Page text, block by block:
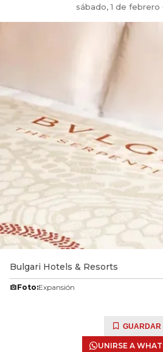
sábado, 1 de
Bulgari Hotels & Resorts
Foto:Expansión
GUARDAR
UNIRSE A